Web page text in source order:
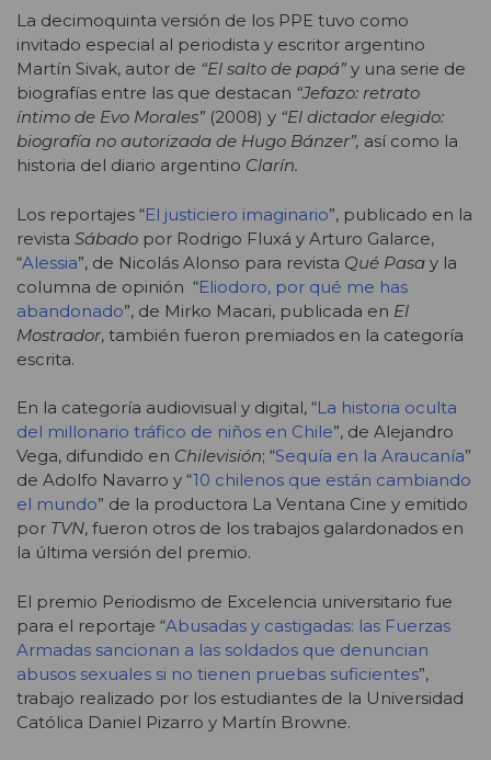
La decimoquinta versión de los PPE tuvo como
invitado especial al periodista y escritor argentino
Martín Sivak, autor de “El salto de papá” y una serie de
biografías entre las que destacan “Jefazo: retrato
íntimo de Evo Morales” (2008) y “El dictador elegido:
biografía no autorizada de Hugo Bánzer”, así como la
historia del diario argentino Clarín.
Los reportajes “El justiciero imaginario”, publicado en la
revista Sábado por Rodrigo Fluxá y Arturo Galarce,
“Alessia”, de Nicolás Alonso para revista Qué Pasa y la
columna de opinión “Eliodoro, por qué me has
abandonado”, de Mirko Macari, publicada en El
Mostrador, también fueron premiados en la categoría
escrita.
En la categoría audiovisual y digital, “La historia oculta
del millonario tráfico de niños en Chile”, de Alejandro
Vega, difundido en Chilevisión; “Sequía en la Araucanía”
de Adolfo Navarro y “10 chilenos que están cambiando
el mundo” de la productora La Ventana Cine y emitido
por TVN, fueron otros de los trabajos galardonados en
la última versión del premio.
El premio Periodismo de Excelencia universitario fue
para el reportaje “Abusadas y castigadas: las Fuerzas
Armadas sancionan a las soldados que denuncian
abusos sexuales si no tienen pruebas suficientes”,
trabajo realizado por los estudiantes de la Universidad
Católica Daniel Pizarro y Martín Browne.